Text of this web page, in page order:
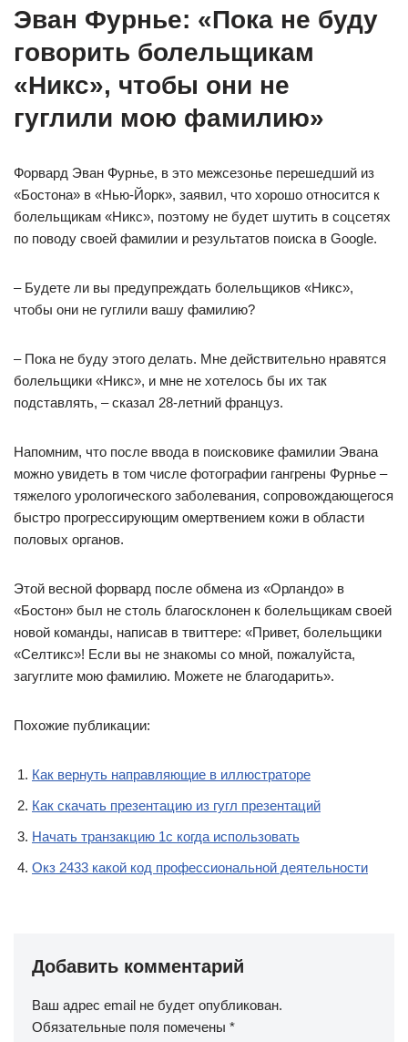
Эван Фурнье: «Пока не буду
говорить болельщикам
«Никс», чтобы они не
гуглили мою фамилию»
Форвард Эван Фурнье, в это межсезонье перешедший из
«Бостона» в «Нью-Йорк», заявил, что хорошо относится к
болельщикам «Никс», поэтому не будет шутить в соцсетях
по поводу своей фамилии и результатов поиска в Google.
– Будете ли вы предупреждать болельщиков «Никс»,
чтобы они не гуглили вашу фамилию?
– Пока не буду этого делать. Мне действительно нравятся
болельщики «Никс», и мне не хотелось бы их так
подставлять, – сказал 28-летний француз.
Напомним, что после ввода в поисковике фамилии Эвана
можно увидеть в том числе фотографии гангрены Фурнье –
тяжелого урологического заболевания, сопровождающегося
быстро прогрессирующим омертвением кожи в области
половых органов.
Этой весной форвард после обмена из «Орландо» в
«Бостон» был не столь благосклонен к болельщикам своей
новой команды, написав в твиттере: «Привет, болельщики
«Селтикс»! Если вы не знакомы со мной, пожалуйста,
загуглите мою фамилию. Можете не благодарить».
Похожие публикации:
Как вернуть направляющие в иллюстраторе
Как скачать презентацию из гугл презентаций
Начать транзакцию 1с когда использовать
Окз 2433 какой код профессиональной деятельности
Добавить комментарий
Ваш адрес email не будет опубликован.
Обязательные поля помечены *